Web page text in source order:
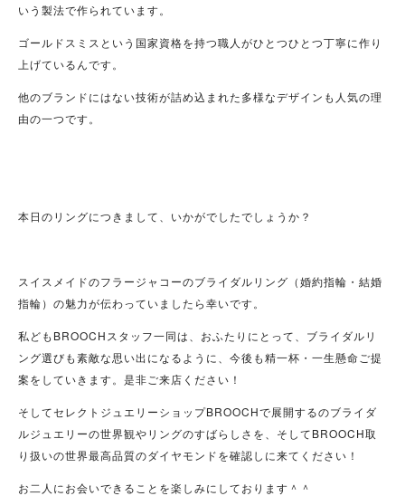
いう製法で作られています。
ゴールドスミスという国家資格を持つ職人がひとつひとつ丁寧に作り
上げているんです。
他のブランドにはない技術が詰め込まれた多様なデザインも人気の理
由の一つです。
本日のリングにつきまして、いかがでしたでしょうか？
スイスメイドのフラージャコーのブライダルリング（婚約指輪・結婚
指輪）の魅力が伝わっていましたら幸いです。
私どもBROOCHスタッフ一同は、おふたりにとって、ブライダルリ
ング選びも素敵な思い出になるように、今後も精一杯・一生懸命ご提
案をしていきます。是非ご来店ください！
そしてセレクトジュエリーショップBROOCHで展開するのブライダ
ルジュエリーの世界観やリングのすばらしさを、そしてBROOCH取
り扱いの世界最高品質のダイヤモンドを確認しに来てください！
お二人にお会いできることを楽しみにしております＾＾